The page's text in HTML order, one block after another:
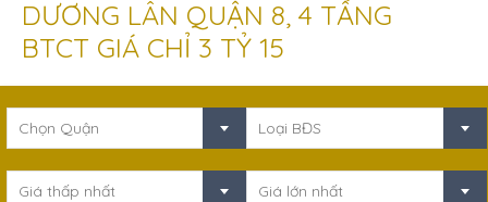
DƯƠNG LÂN QUẬN 8, 4 TẦNG
BTCT GIÁ CHỈ 3 TỶ 15
Chọn Quận Loại BĐS
Giá thấp nhất Giá lớn nhất